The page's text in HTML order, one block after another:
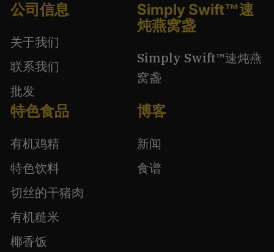
公司信息
关于我们
联系我们
批发
Simply Swift™速
炖燕窝盏
Simply Swift™速炖燕
窝盏
特色食品
有机鸡精
特色饮料
切丝的干猪肉
有机糙米
椰香饭
博客
新闻
食谱